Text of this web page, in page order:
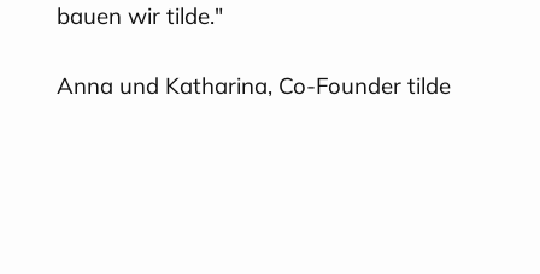
bauen wir tilde."
Anna und Katharina, Co-Founder tilde